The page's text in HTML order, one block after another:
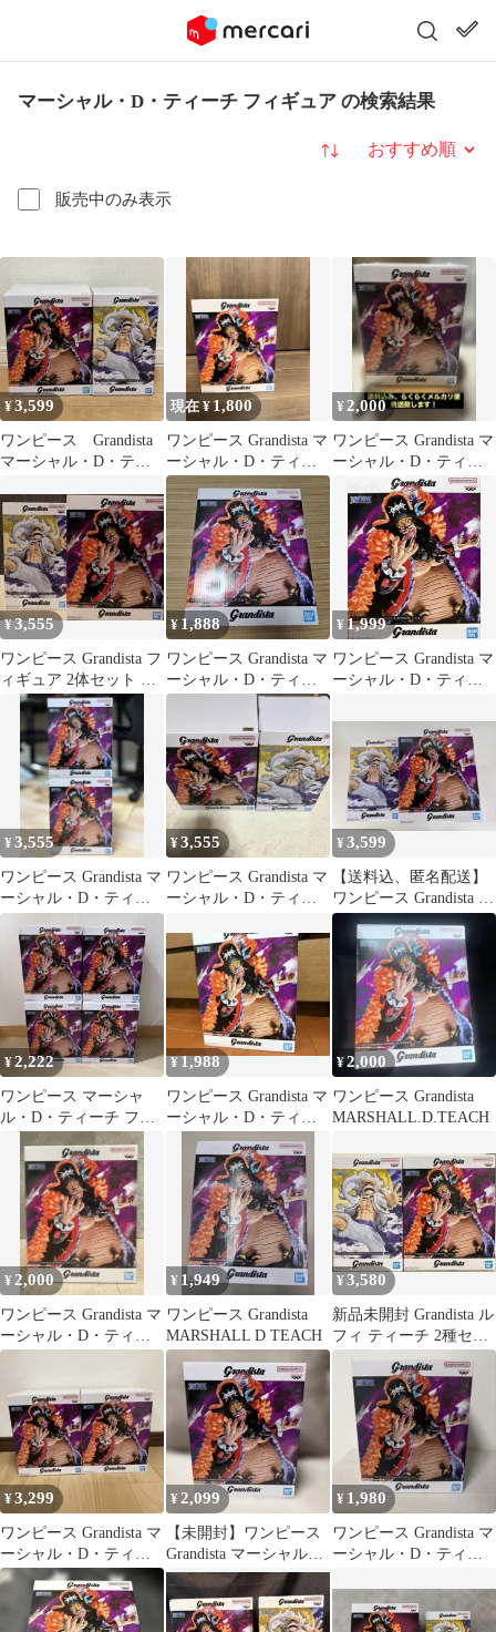
マーシャル・D・ティーチ フィギュア の検索結果
販売中のみ表示
並び替え
¥3,599
ワンピース Grandista
マーシャル・D・ティ
フィ
現在 ¥1,800
ワンピース Grandista マ
ーシャル・D・ティー
チ
¥ 2,000
ワンピース Grandista マ
ーシャル・D・ティー
チ フィギュア
¥ 3,555
ワンピース Grandista フ
ィギュア 2体セット ル
フィ ティーチ
¥ 1,888
ワンピース Grandista マ
ーシャル・D・ティー
チ フィギュア
¥ 1,999
ワンピース Grandista マ
ーシャル・D・ティー
¥3,555
ワンピース Grandista マ
ーシャル・D・ティー
チ フィギュア 2個セッ
¥3,555
ワンピース Grandista マ
ーシャル・D・ティー
¥3,599
【送料込、匿名配送】
ワンピース Grandista フ
ィギュア 2体セット
¥2,222
ワンピース マーシャ
ル・D・ティーチ フィ
¥1,988
ワンピース Grandista マ
ーシャル・D・ティー
¥2,000
ワンピース Grandista
MARSHALL.D.TEACH
¥ 2,000
ワンピース Grandista マ
ーシャル・D・ティー
チ フィギュア
¥ 1,949
ワンピース Grandista
MARSHALL D TEACH
¥3,580
新品未開封 Grandista ル
フィ ティーチ 2種セッ
¥3,299
ワンピース Grandista マ
ーシャル・D・ティー
チ 2体セット
¥2,099
【未開封】ワンピース
Grandista マーシャル・
D・ティーチ
¥ 1,980
ワンピース Grandista マ
ーシャル・D・ティー